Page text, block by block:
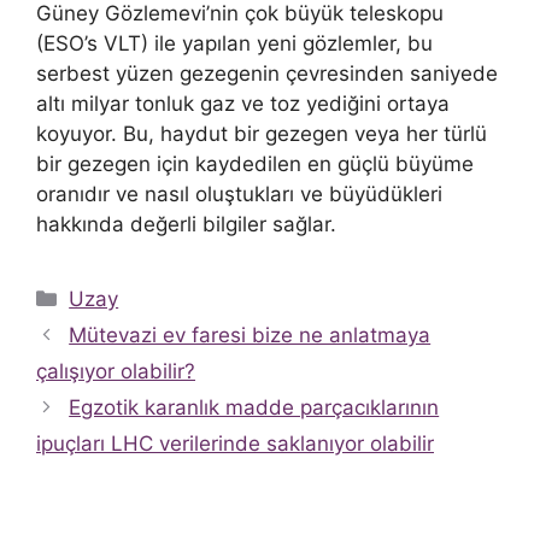
Güney Gözlemevi’nin çok büyük teleskopu
(ESO’s VLT) ile yapılan yeni gözlemler, bu
serbest yüzen gezegenin çevresinden saniyede
altı milyar tonluk gaz ve toz yediğini ortaya
koyuyor. Bu, haydut bir gezegen veya her türlü
bir gezegen için kaydedilen en güçlü büyüme
oranıdır ve nasıl oluştukları ve büyüdükleri
hakkında değerli bilgiler sağlar.
Kategoriler
Uzay
Mütevazi ev faresi bize ne anlatmaya
çalışıyor olabilir?
Egzotik karanlık madde parçacıklarının
ipuçları LHC verilerinde saklanıyor olabilir